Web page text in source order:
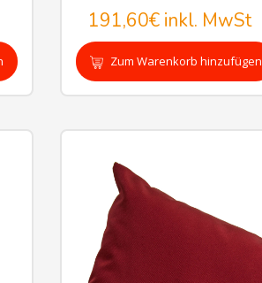
191,60€inkl. MwSt
Zum Warenkorb hinzufügen